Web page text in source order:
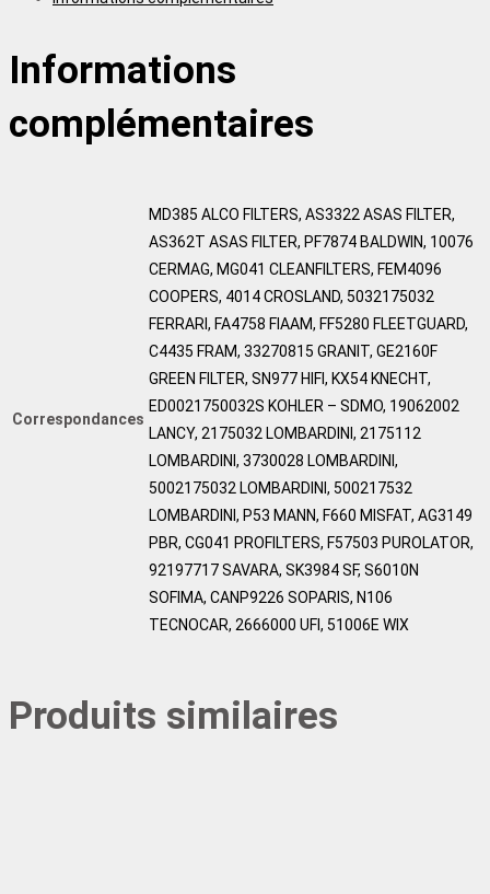
Informations
complémentaires
Correspondances
MD385 ALCO FILTERS, AS3322 ASAS FILTER,
AS362T ASAS FILTER, PF7874 BALDWIN, 10076
CERMAG, MG041 CLEANFILTERS, FEM4096
COOPERS, 4014 CROSLAND, 5032175032
FERRARI, FA4758 FIAAM, FF5280 FLEETGUARD,
C4435 FRAM, 33270815 GRANIT, GE2160F
GREEN FILTER, SN977 HIFI, KX54 KNECHT,
ED0021750032S KOHLER – SDMO, 19062002
LANCY, 2175032 LOMBARDINI, 2175112
LOMBARDINI, 3730028 LOMBARDINI,
5002175032 LOMBARDINI, 500217532
LOMBARDINI, P53 MANN, F660 MISFAT, AG3149
PBR, CG041 PROFILTERS, F57503 PUROLATOR,
92197717 SAVARA, SK3984 SF, S6010N
SOFIMA, CANP9226 SOPARIS, N106
TECNOCAR, 2666000 UFI, 51006E WIX
Produits similaires